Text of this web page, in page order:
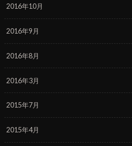
2016年10月
2016年9月
2016年8月
2016年3月
2015年7月
2015年4月